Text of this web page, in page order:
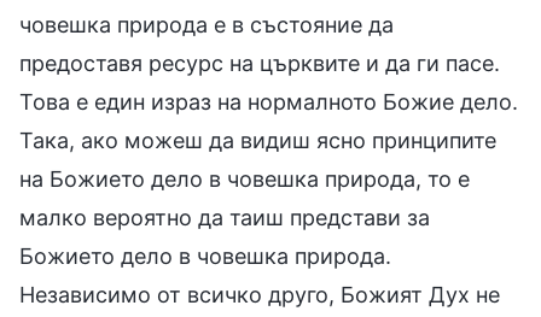
човешка природа е в състояние да
предоставя ресурс на църквите и да ги пасе.
Това е един израз на нормалното Божие дело.
Така, ако можеш да видиш ясно принципите
на Божието дело в човешка природа, то е
малко вероятно да таиш представи за
Божието дело в човешка природа.
Независимо от всичко друго, Божият Дух не